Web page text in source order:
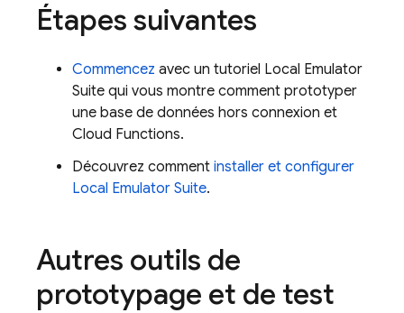
Étapes suivantes
Commencez avec un tutoriel Local Emulator
Suite qui vous montre comment prototyper
une base de données hors connexion et
Cloud Functions.
Découvrez comment installer et configurer
Local Emulator Suite.
Autres outils de
prototypage et de test